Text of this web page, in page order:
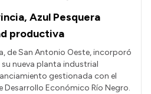
Azul Pesquera
productiva
de San Antonio Oeste, incorporó
nueva planta industrial
gestionada con el
Desarrollo Económico Río Negro.